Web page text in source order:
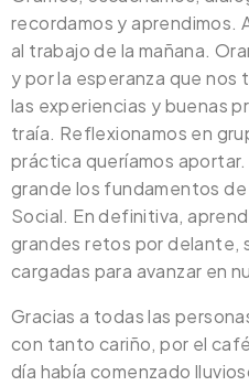
recordamos y aprendimos.
al trabajo de la mañana.
y por la esperanza que nos
las experiencias y buenas
traía. Reflexionamos en
práctica queríamos
grande los fundamentos
Social. En definitiva,
grandes retos por delante,
cargadas para avanzar en
Gracias a todas las
con tanto cariño, por el
día había comenzado